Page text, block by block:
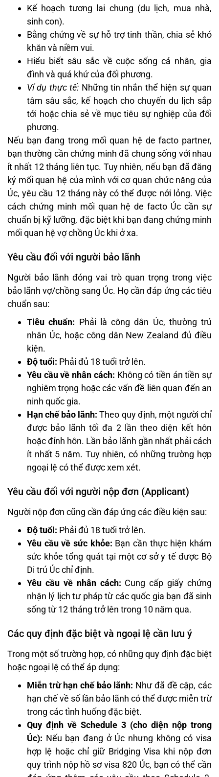
Kế hoạch tương lai chung (du lịch, mua nhà,
sinh con).
Bằng chứng về sự hỗ trợ tinh thần, chia sẻ khó
khăn và niềm vui.
Hiểu biết sâu sắc về cuộc sống cá nhân, gia
đình và quá khứ của đối phương.
Ví dụ thực tế: Những tin nhắn thể hiện sự quan
tâm sâu sắc, kế hoạch cho chuyến du lịch sắp
tới hoặc chia sẻ về mục tiêu sự nghiệp của đối
phương.
Nếu bạn đang trong mối quan hệ de facto partner,
bạn thường cần chứng minh đã chung sống với nhau
ít nhất 12 tháng liên tục. Tuy nhiên, nếu bạn đã đăng
ký mối quan hệ của mình với cơ quan chức năng của
Úc, yêu cầu 12 tháng này có thể được nới lỏng. Việc
cách chứng minh mối quan hệ de facto Úc cần sự
chuẩn bị kỹ lưỡng, đặc biệt khi bạn đang chứng minh
mối quan hệ vợ chồng Úc khi ở xa.
Yêu cầu đối với người bảo lãnh
Người bảo lãnh đóng vai trò quan trọng trong việc
bảo lãnh vợ/chồng sang Úc. Họ cần đáp ứng các tiêu
chuẩn sau:
Tiêu chuẩn: Phải là công dân Úc, thường trú
nhân Úc, hoặc công dân New Zealand đủ điều
kiện.
Độ tuổi: Phải đủ 18 tuổi trở lên.
Yêu cầu về nhân cách: Không có tiền án tiền sự
nghiêm trọng hoặc các vấn đề liên quan đến an
ninh quốc gia.
Hạn chế bảo lãnh: Theo quy định, một người chỉ
được bảo lãnh tối đa 2 lần theo diện kết hôn
hoặc đính hôn. Lần bảo lãnh gần nhất phải cách
ít nhất 5 năm. Tuy nhiên, có những trường hợp
ngoại lệ có thể được xem xét.
Yêu cầu đối với người nộp đơn (Applicant)
Người nộp đơn cũng cần đáp ứng các điều kiện sau:
Độ tuổi: Phải đủ 18 tuổi trở lên.
Yêu cầu về sức khỏe: Bạn cần thực hiện khám
sức khỏe tổng quát tại một cơ sở y tế được Bộ
Di trú Úc chỉ định.
Yêu cầu về nhân cách: Cung cấp giấy chứng
nhận lý lịch tư pháp từ các quốc gia bạn đã sinh
sống từ 12 tháng trở lên trong 10 năm qua.
Các quy định đặc biệt và ngoại lệ cần lưu ý
Trong một số trường hợp, có những quy định đặc biệt
hoặc ngoại lệ có thể áp dụng:
Miễn trừ hạn chế bảo lãnh: Như đã đề cập, các
hạn chế về số lần bảo lãnh có thể được miễn trừ
trong các tình huống đặc biệt.
Quy định về Schedule 3 (cho diện nộp trong
Úc): Nếu bạn đang ở Úc nhưng không có visa
hợp lệ hoặc chỉ giữ Bridging Visa khi nộp đơn
quy trình nộp hồ sơ visa 820 Úc, bạn có thể cần